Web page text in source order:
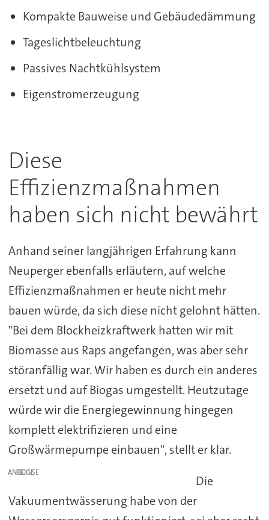
Kompakte Bauweise und Gebäudedämmung
Tageslichtbeleuchtung
Passives Nachtkühlsystem
Eigenstromerzeugung
Diese
Effizienzmaßnahmen
haben sich nicht bewährt
Anhand seiner langjährigen Erfahrung kann
Neuperger ebenfalls erläutern, auf welche
Effizienzmaßnahmen er heute nicht mehr
bauen würde, da sich diese nicht gelohnt hätten.
"Bei dem Blockheizkraftwerk hatten wir mit
Biomasse aus Raps angefangen, was aber sehr
störanfällig war. Wir haben es durch ein anderes
ersetzt und auf Biogas umgestellt. Heutzutage
würde wir die Energiegewinnung hingegen
komplett elektrifizieren und eine
Großwärmepumpe einbauen", stellt er klar.
ANZEIGE
Die
Vakuumentwässerung habe von der